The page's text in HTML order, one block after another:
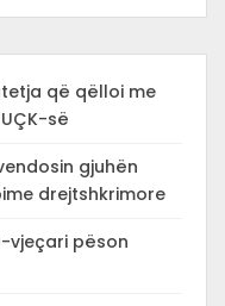
që qëlloi me
së
gjuhën
drejtshkrimore
vjeçari pëson